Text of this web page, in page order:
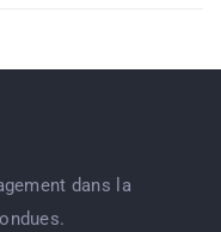
dans la